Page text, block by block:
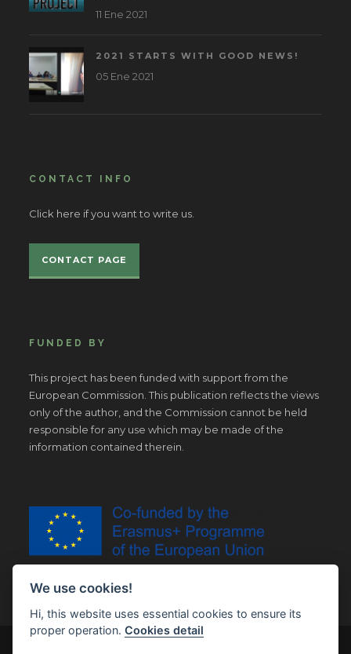
11 Ene 2021
2021 STARTS WITH GOOD NEWS!
05 Ene 2021
CONTACT INFO
Click here if you want to write us.
CONTACT PAGE
FUNDED BY
This project has been funded with support from the
European Commission. This publication reflects the views
only of the author, and the Commission cannot be held
responsible for any use which may be made of the
information contained therein.
We use cookies!
Hi, this website uses essential cookies to ensure its
proper operation.Cookies detail